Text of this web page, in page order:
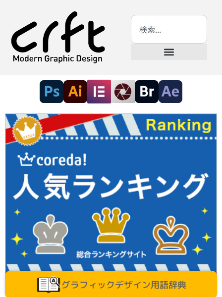
グラフィックデザイン用語辞典